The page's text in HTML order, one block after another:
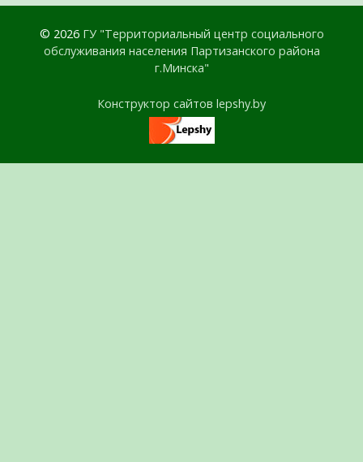
© 2026 ГУ "Территориальный центр социального
обслуживания населения Партизанского района
г.Минска"
Конструктор сайтов lepshy.by